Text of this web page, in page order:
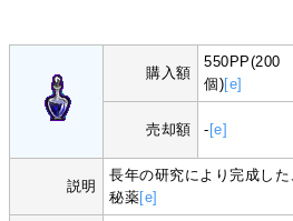
購入額
550PP(200
個)[e]
売却額 -[e]
説明
長年の研究により完成し
秘薬[e]